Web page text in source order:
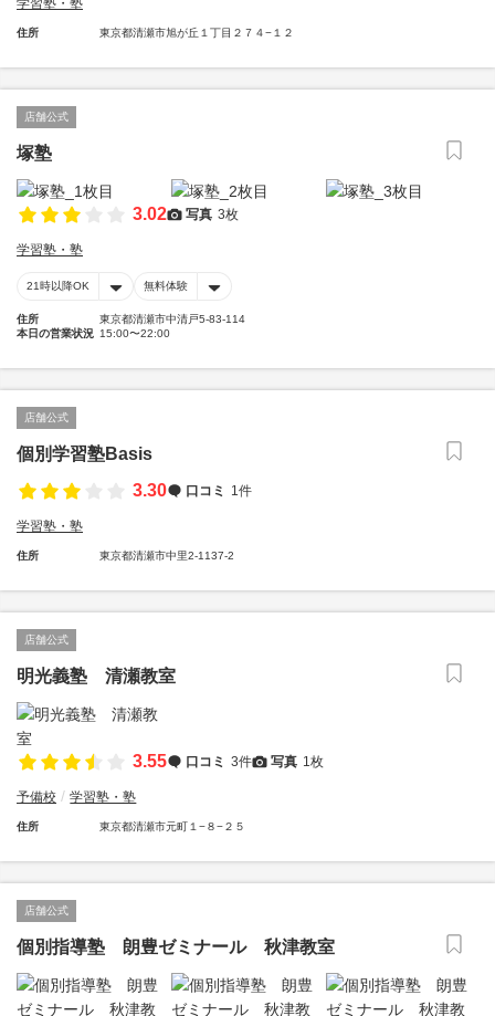
学習塾・塾
住所 東京都清瀬市旭が丘１丁目２７４−１２
店舗公式
塚塾
3.02 写真 3枚
学習塾・塾
21時以降OK 無料体験
住所
東京都清瀬市中清戸5-83-114
本日の営業状況 15:00〜22:00
店舗公式
個別学習塾Basis
3.30
口コミ 1件
学習塾・塾
住所 東京都清瀬市中里2-1137-2
店舗公式
明光義塾 清瀬教室
3.55 口コミ 3件 写真 1枚
予備校 学習塾・塾
住所 東京都清瀬市元町１−８−２５
店舗公式
個別指導塾 朗豊ゼミナール 秋津教室